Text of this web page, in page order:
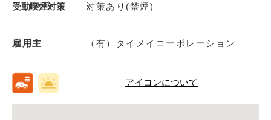
受動喫煙対策 対策あり(禁煙)
雇用主 （有）タイメイコーポレーション
アイコンについて